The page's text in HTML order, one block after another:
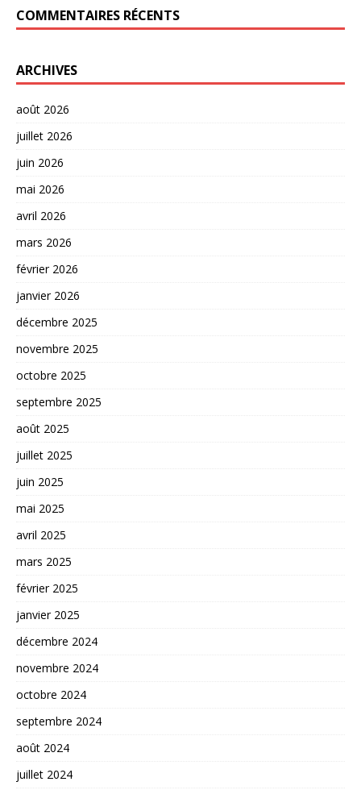
COMMENTAIRES RÉCENTS
ARCHIVES
août 2026
juillet 2026
juin 2026
mai 2026
avril 2026
mars 2026
février 2026
janvier 2026
décembre 2025
novembre 2025
octobre 2025
septembre 2025
août 2025
juillet 2025
juin 2025
mai 2025
avril 2025
mars 2025
février 2025
janvier 2025
décembre 2024
novembre 2024
octobre 2024
septembre 2024
août 2024
juillet 2024